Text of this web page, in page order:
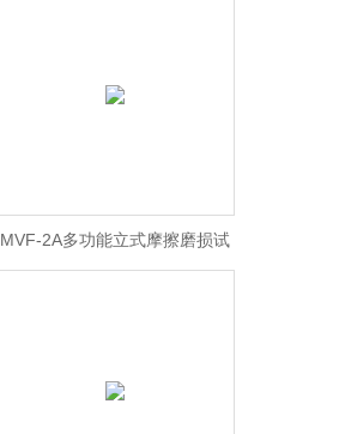
MVF-2A多功能立式摩擦磨损试